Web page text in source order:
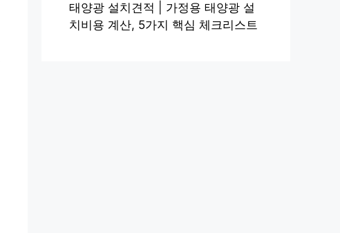
태양광 설치견적 | 가정용 태양광 설
치비용 계산, 5가지 핵심 체크리스트